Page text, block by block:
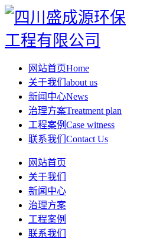
网站首页Home
关于我们 about us
新闻中心News
治理方案Treatment plan
工程案例 Case witness
联系我们 Contact Us
网站首页
关于我们
新闻中心
治理方案
工程案例
联系我们